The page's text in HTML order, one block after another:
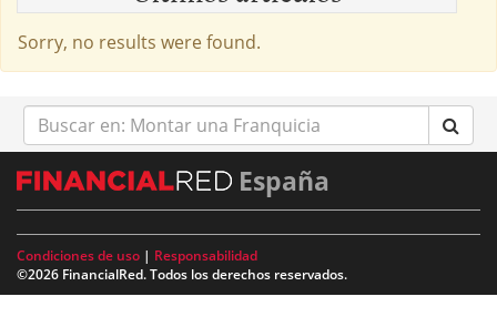
Sorry, no results were found.
Buscar
en:
España
Condiciones de uso | Responsabilidad
©2026 FinancialRed. Todos los derechos reservados.